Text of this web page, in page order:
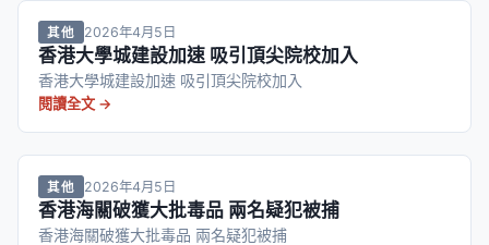
其他 2026年4月5日
香港大學城建設加速 吸引頂尖院校加入
香港大學城建設加速 吸引頂尖院校加入
閱讀全文 →
其他 2026年4月5日
香港海關破獲大批毒品 兩名疑犯被捕
香港海關破獲大批毒品 兩名疑犯被捕